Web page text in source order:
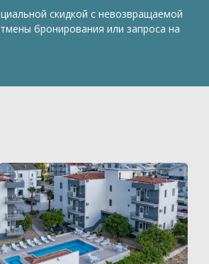
скидкой с невозвращаемой
бронирования или запроса на